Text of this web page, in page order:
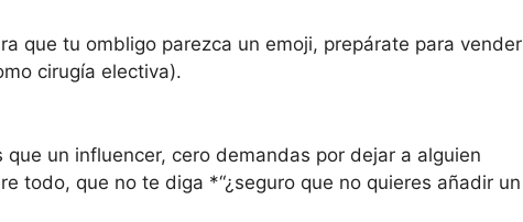
que tu ombligo parezca un emoji, prepárate para vender
cirugía electiva).
un influencer, cero demandas por dejar a alguien
todo, que no te diga *“¿seguro que no quieres añadir un